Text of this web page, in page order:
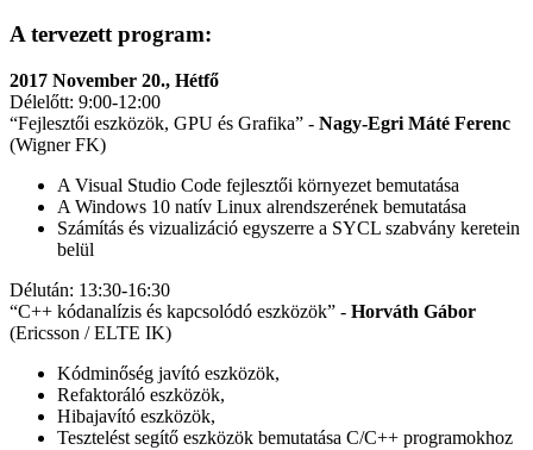
A tervezett program:
2017 November 20., Hétfő
Délelőtt: 9:00-12:00
“Fejlesztői eszközök, GPU és Grafika” - Nagy-Egri Máté Ferenc
(Wigner FK)
A Visual Studio Code fejlesztői környezet bemutatása
A Windows 10 natív Linux alrendszerének bemutatása
Számítás és vizualizáció egyszerre a SYCL szabvány keretein
belül
Délután: 13:30-16:30
“C++ kódanalízis és kapcsolódó eszközök” - Horváth Gábor
(Ericsson / ELTE IK)
Kódminőség javító eszközök,
Refaktoráló eszközök,
Hibajavító eszközök,
Tesztelést segítő eszközök bemutatása C/C++ programokhoz